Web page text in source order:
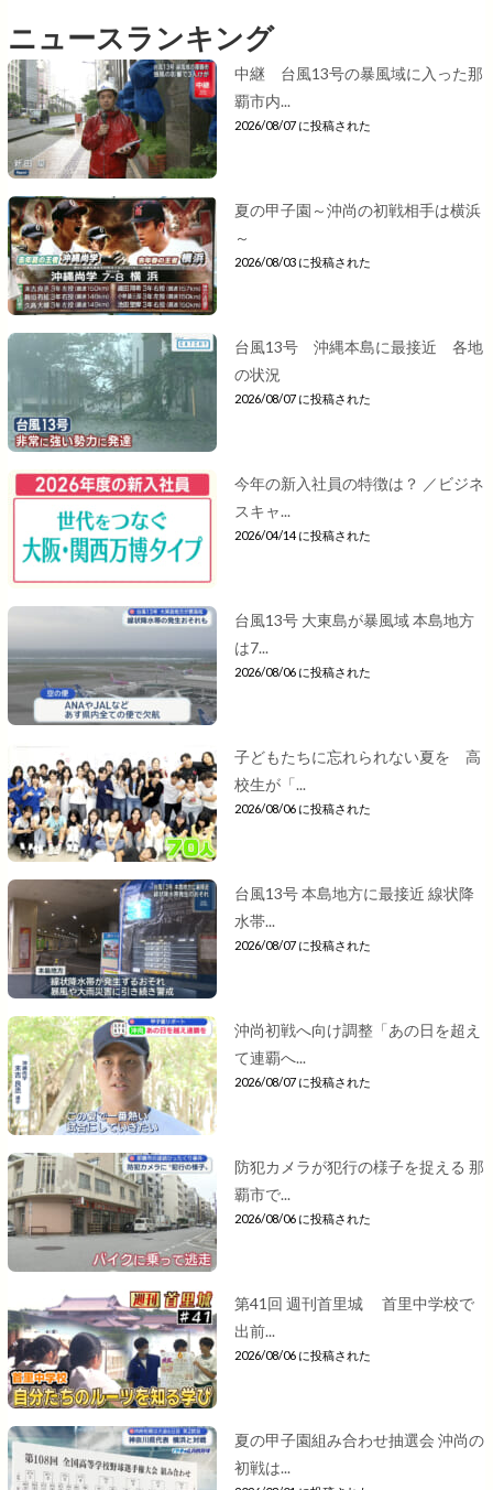
ニュースランキング
中継 台風13号の暴風域に入った那
覇市内...
2026/08/07 に投稿された
夏の甲子園～沖尚の初戦相手は横浜
～
2026/08/03 に投稿された
台風13号 沖縄本島に最接近 各地
の状況
2026/08/07 に投稿された
今年の新入社員の特徴は？ ／ビジネ
スキャ...
2026/04/14 に投稿された
台風13号 大東島が暴風域 本島地方
は7...
2026/08/06 に投稿された
子どもたちに忘れられない夏を 高
校生が「...
2026/08/06 に投稿された
台風13号 本島地方に最接近 線状降
水帯...
2026/08/07 に投稿された
沖尚初戦へ向け調整「あの日を超え
て連覇へ...
2026/08/07 に投稿された
防犯カメラが犯行の様子を捉える 那
覇市で...
2026/08/06 に投稿された
第41回 週刊首里城 首里中学校で
出前...
2026/08/06 に投稿された
夏の甲子園組み合わせ抽選会 沖尚の
初戦は...